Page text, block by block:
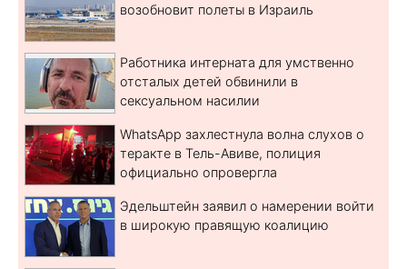
возобновит полеты в Израиль
Работника интерната для умственно
отсталых детей обвинили в
сексуальном насилии
WhatsApp захлестнула волна слухов о
теракте в Тель-Авиве, полиция
официально опровергла
Эдельштейн заявил о намерении войти
в широкую правящую коалицию